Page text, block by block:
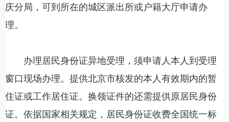
庆分局，可到所在的城区派出所或户籍大厅申请办
理。
办理居民身份证异地受理，须申请人本人到受理
窗口现场办理。提供北京市核发的本人有效期内的暂
住证或工作居住证。换领证件的还需提供原居民身份
证。依据国家相关规定，居民身份证收费全国统一标